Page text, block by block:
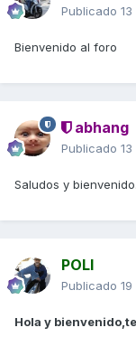
Publicado
Bienvenido al foro
abhang
Publicado
Saludos y bienvenido.
POLI
Publicado
Hola y